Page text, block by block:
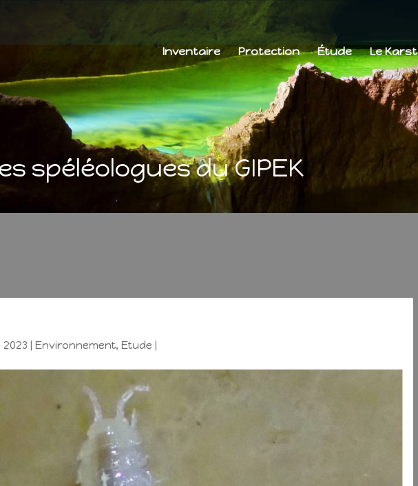
Inventaire Protection Étude Le Karst
spéléologues du GIPEK
Environnement, Etude